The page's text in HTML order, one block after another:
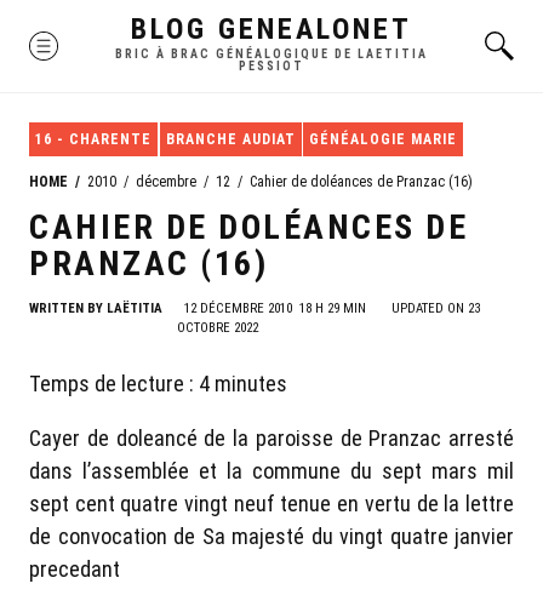
MENU BLOG GENEALONET
BRIC À BRAC GÉNÉALOGIQUE DE LAETITIA
PESSIOT
16 - CHARENTE BRANCHE AUDIAT GÉNÉALOGIE MARIE
HOME 2010 décembre 12 Cahier de doléances de Pranzac (16)
CAHIER DE DOLÉANCES DE
PRANZAC (16)
WRITTEN BY LAËTITIA 12 DÉCEMBRE 2010 18 H 29 MIN
UPDATED ON 23
OCTOBRE 2022
Temps de lecture : 4 minutes
Cayer de doleancé de la paroisse de Pranzac arresté
dans l’assemblée et la commune du sept mars mil
sept cent quatre vingt neuf tenue en vertu de la lettre
de convocation de Sa majesté du vingt quatre janvier
precedant